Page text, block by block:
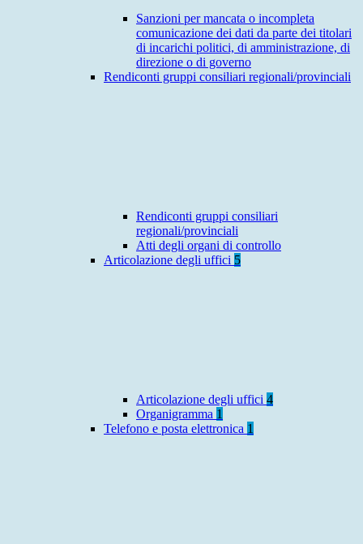
Sanzioni per mancata o incompleta
comunicazione dei dati da parte dei titolari
di incarichi politici, di amministrazione, di
direzione o di governo
Rendiconti gruppi consiliari regionali/provinciali
Rendiconti gruppi consiliari
regionali/provinciali
Atti degli organi di controllo
Articolazione degli uffici 5
Articolazione degli uffici 4
Organigramma 1
Telefono e posta elettronica 1